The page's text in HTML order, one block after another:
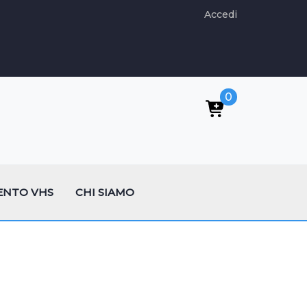
Accedi
0
VHS CHI SIAMO